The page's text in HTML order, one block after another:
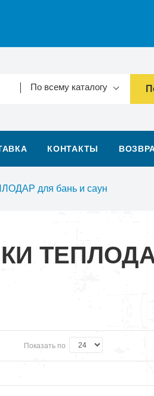
По всему каталогу
КОНТАКТЫ
для бань и саун
Показать по